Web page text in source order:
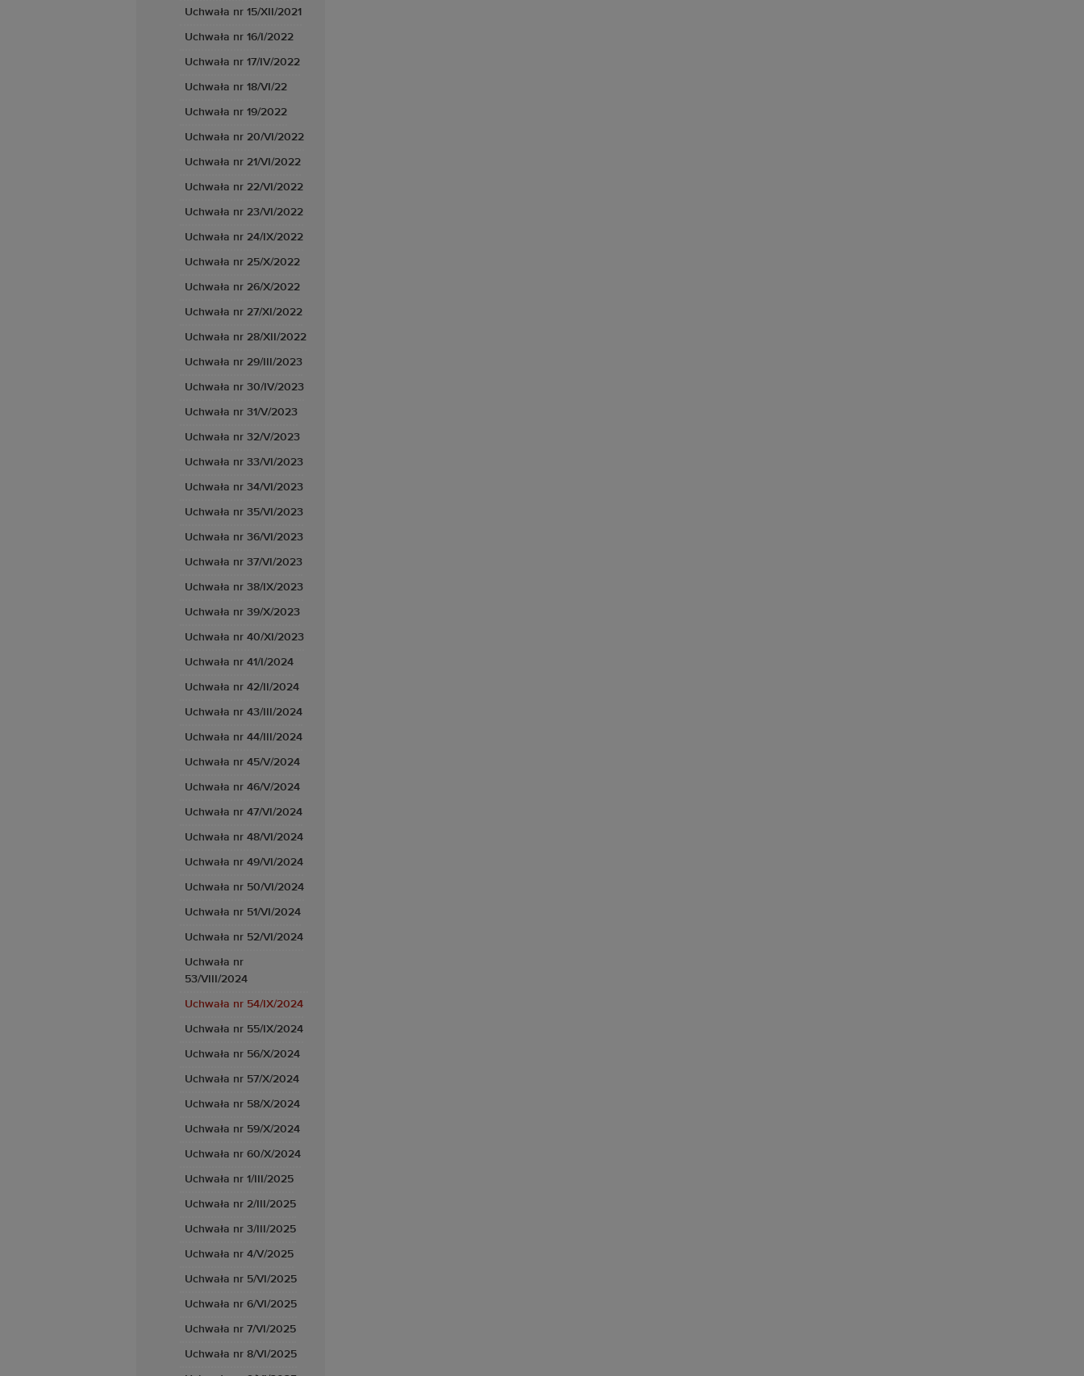
Uchwała nr 15/XII/2021
Uchwała nr 16/I/2022
Uchwała nr 17/IV/2022
Uchwała nr 18/VI/22
Uchwała nr 19/2022
Uchwała nr 20/VI/2022
Uchwała nr 21/VI/2022
Uchwała nr 22/VI/2022
Uchwała nr 23/VI/2022
Uchwała nr 24/IX/2022
Uchwała nr 25/X/2022
Uchwała nr 26/X/2022
Uchwała nr 27/XI/2022
Uchwała nr 28/XII/2022
Uchwała nr 29/III/2023
Uchwała nr 30/IV/2023
Uchwała nr 31/V/2023
Uchwała nr 32/V/2023
Uchwała nr 33/VI/2023
Uchwała nr 34/VI/2023
Uchwała nr 35/VI/2023
Uchwała nr 36/VI/2023
Uchwała nr 37/VI/2023
Uchwała nr 38/IX/2023
Uchwała nr 39/X/2023
Uchwała nr 40/XI/2023
Uchwała nr 41/I/2024
Uchwała nr 42/II/2024
Uchwała nr 43/III/2024
Uchwała nr 44/III/2024
Uchwała nr 45/V/2024
Uchwała nr 46/V/2024
Uchwała nr 47/VI/2024
Uchwała nr 48/VI/2024
Uchwała nr 49/VI/2024
Uchwała nr 50/VI/2024
Uchwała nr 51/VI/2024
Uchwała nr 52/VI/2024
Uchwała nr
53/VIII/2024
Uchwała nr 54/IX/2024
Uchwała nr 55/IX/2024
Uchwała nr 56/X/2024
Uchwała nr 57/X/2024
Uchwała nr 58/X/2024
Uchwała nr 59/X/2024
Uchwała nr 60/X/2024
Uchwała nr 1/III/2025
Uchwała nr 2/III/2025
Uchwała nr 3/III/2025
Uchwała nr 4/V/2025
Uchwała nr 5/VI/2025
Uchwała nr 6/VI/2025
Uchwała nr 7/VI/2025
Uchwała nr 8/VI/2025